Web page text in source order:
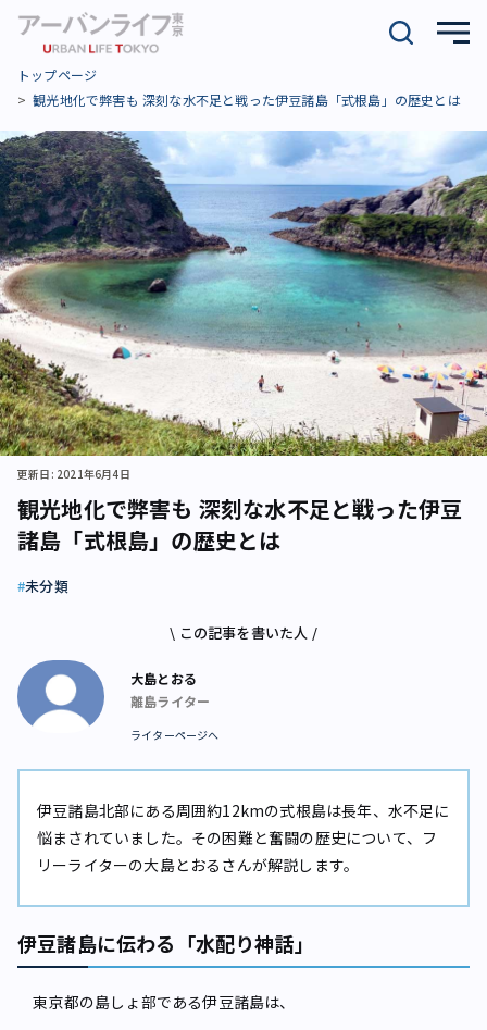
トップページ
観光地化で弊害も 深刻な水不足と戦った伊豆諸島「式根島」の歴史とは
観光地化で弊害も 深刻な水不足と戦った伊豆
諸島「式根島」の歴史とは
更新日: 2021年6月4日
未分類
\ この記事を書いた人 /
大島とおる
離島ライター
ライターページへ
伊豆諸島北部にある周囲約12kmの式根島は長年、水不足に
悩まされていました。その困難と奮闘の歴史について、フ
リーライターの大島とおるさんが解説します。
伊豆諸島に伝わる「水配り神話」
東京都の島しょ部である伊豆諸島は、